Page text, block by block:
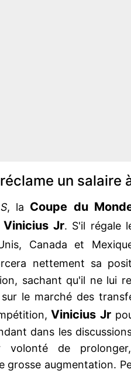
un salaire
, la Coupe du
Vinicius Jr. S'il régale
Canada et
nettement sa
sachant qu'il ne lui
le marché des
Vinicius Jr
dans les
volonté de
grosse augmentation.